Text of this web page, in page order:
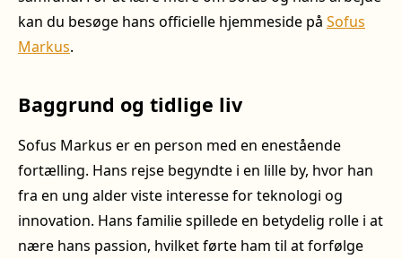
kan du besøge hans officielle hjemmeside på Sofus
Markus.
Baggrund og tidlige liv
Sofus Markus er en person med en enestående
fortælling. Hans rejse begyndte i en lille by, hvor han
fra en ung alder viste interesse for teknologi og
innovation. Hans familie spillede en betydelig rolle i at
nære hans passion, hvilket førte ham til at forfølge